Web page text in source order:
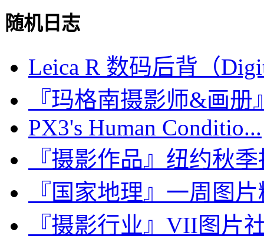
随机日志
Leica R 数码后背（
『玛格南摄影师&画
PX3's Human Conditio...
『摄影作品』纽约秋
『国家地理』一周图
『摄影行业』VII图片